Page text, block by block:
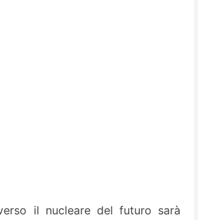
il nucleare del futuro sarà